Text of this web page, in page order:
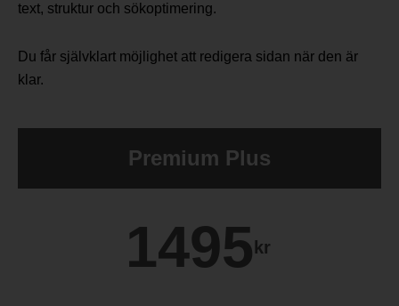
text, struktur och sökoptimering.
Du får självklart möjlighet att redigera sidan när den är
klar.
Premium Plus
1495kr